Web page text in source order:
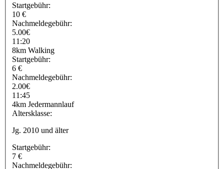
Startgebühr:
10 €
Nachmeldegebühr:
5.00€
11:20
8km Walking
Startgebühr:
6 €
Nachmeldegebühr:
2.00€
11:45
4km Jedermannlauf
Altersklasse:
Jg. 2010 und älter
Startgebühr:
7 €
Nachmeldegebühr: